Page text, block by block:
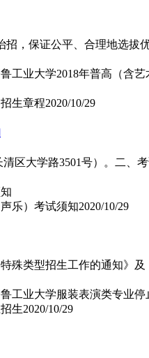
，保证公平、合理地选
生章程2020/10/29
区大学路3501号）。二、
乐）考试须知2020/10/29
殊类型招生工作的通知》
生2020/10/29